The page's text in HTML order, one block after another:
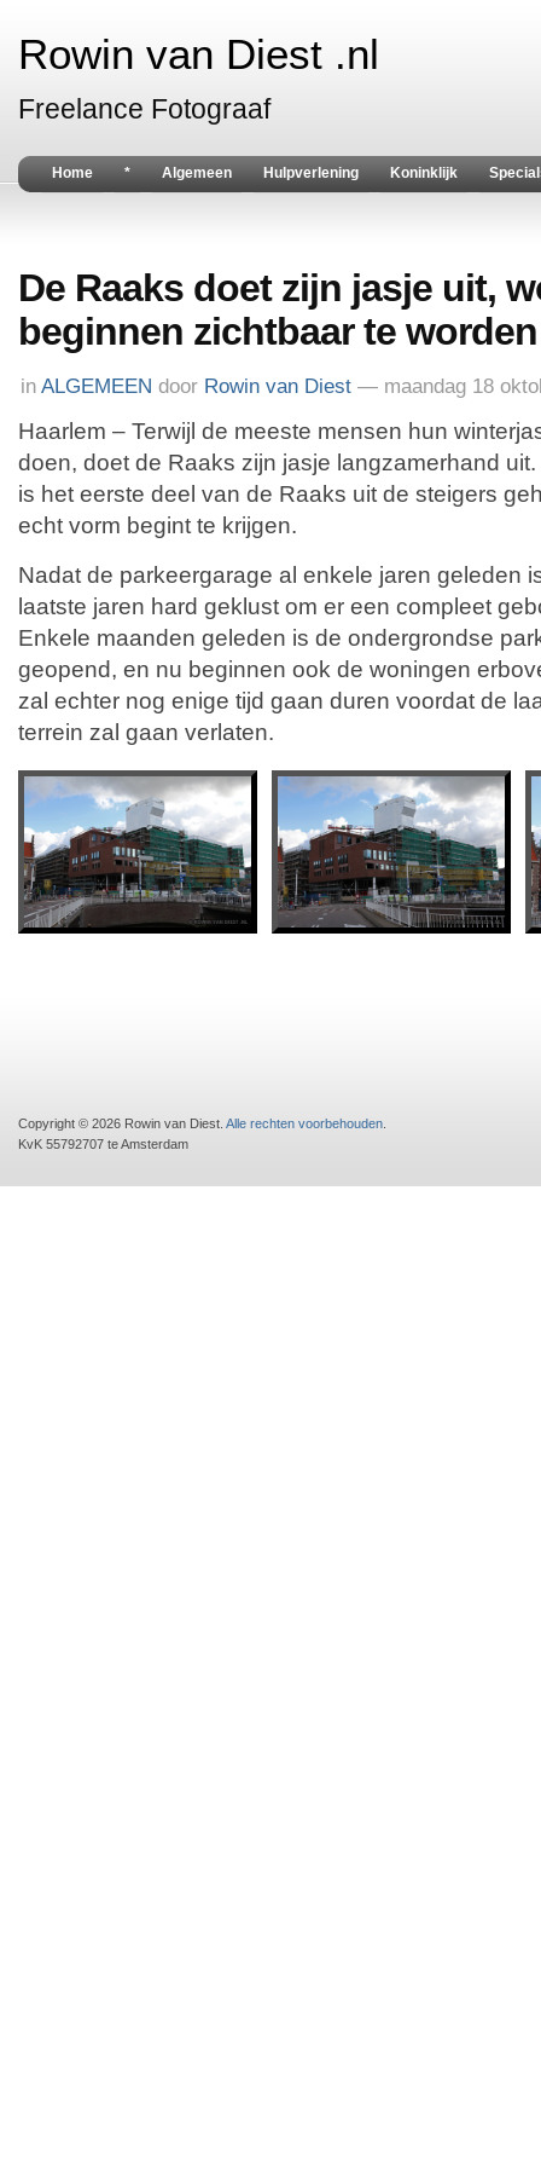
Rowin van Diest .nl
Freelance Fotograaf
Home * Algemeen Hulpverlening Koninklijk
De Raaks doet zijn jasje uit,
beginnen zichtbaar te worden
in ALGEMEEN door Rowin van Diest — maandag 18
Haarlem – Terwijl de meeste mensen hun
doen, doet de Raaks zijn jasje langzamerhand
is het eerste deel van de Raaks uit de steigers
echt vorm begint te krijgen.
Nadat de parkeergarage al enkele jaren geleden
laatste jaren hard geklust om er een compleet
Enkele maanden geleden is de ondergrondse
geopend, en nu beginnen ook de woningen
zal echter nog enige tijd gaan duren voordat de
terrein zal gaan verlaten.
Copyright © 2026 Rowin van Diest. Alle rechten voorbehouden
KvK 55792707 te Amsterdam